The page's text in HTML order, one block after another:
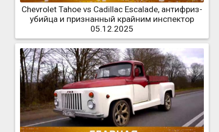
Chevrolet Tahoe vs Cadillac Escalade, антифриз-
убийца и признанный крайним инспектор
05.12.2025